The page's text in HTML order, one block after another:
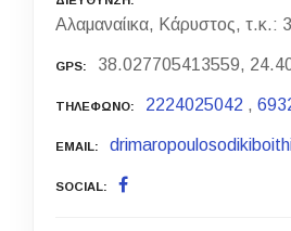
Αλαμαναίικα, Κάρυστος, τ.κ.:
GPS 38.027705413559,
ΤΗΛΕΦΩΝΟ 2224025042 ,
EMAIL
SOCIAL